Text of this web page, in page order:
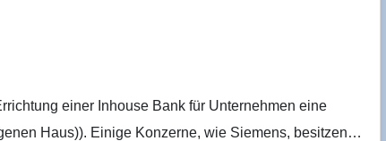
einer Inhouse Bank für Unternehmen eine
Haus)). Einige Konzerne, wie Siemens, besitzen…